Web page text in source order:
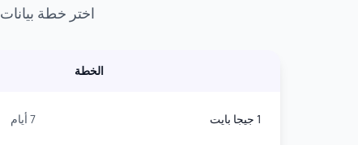
اختر خطة بيانات eSIM المثالية لمغامرتك في مصر. قارن الأسعار وحجم البيانات وفترات الصلاحية.
الخطة
1 جيجا بايت 7 أيام